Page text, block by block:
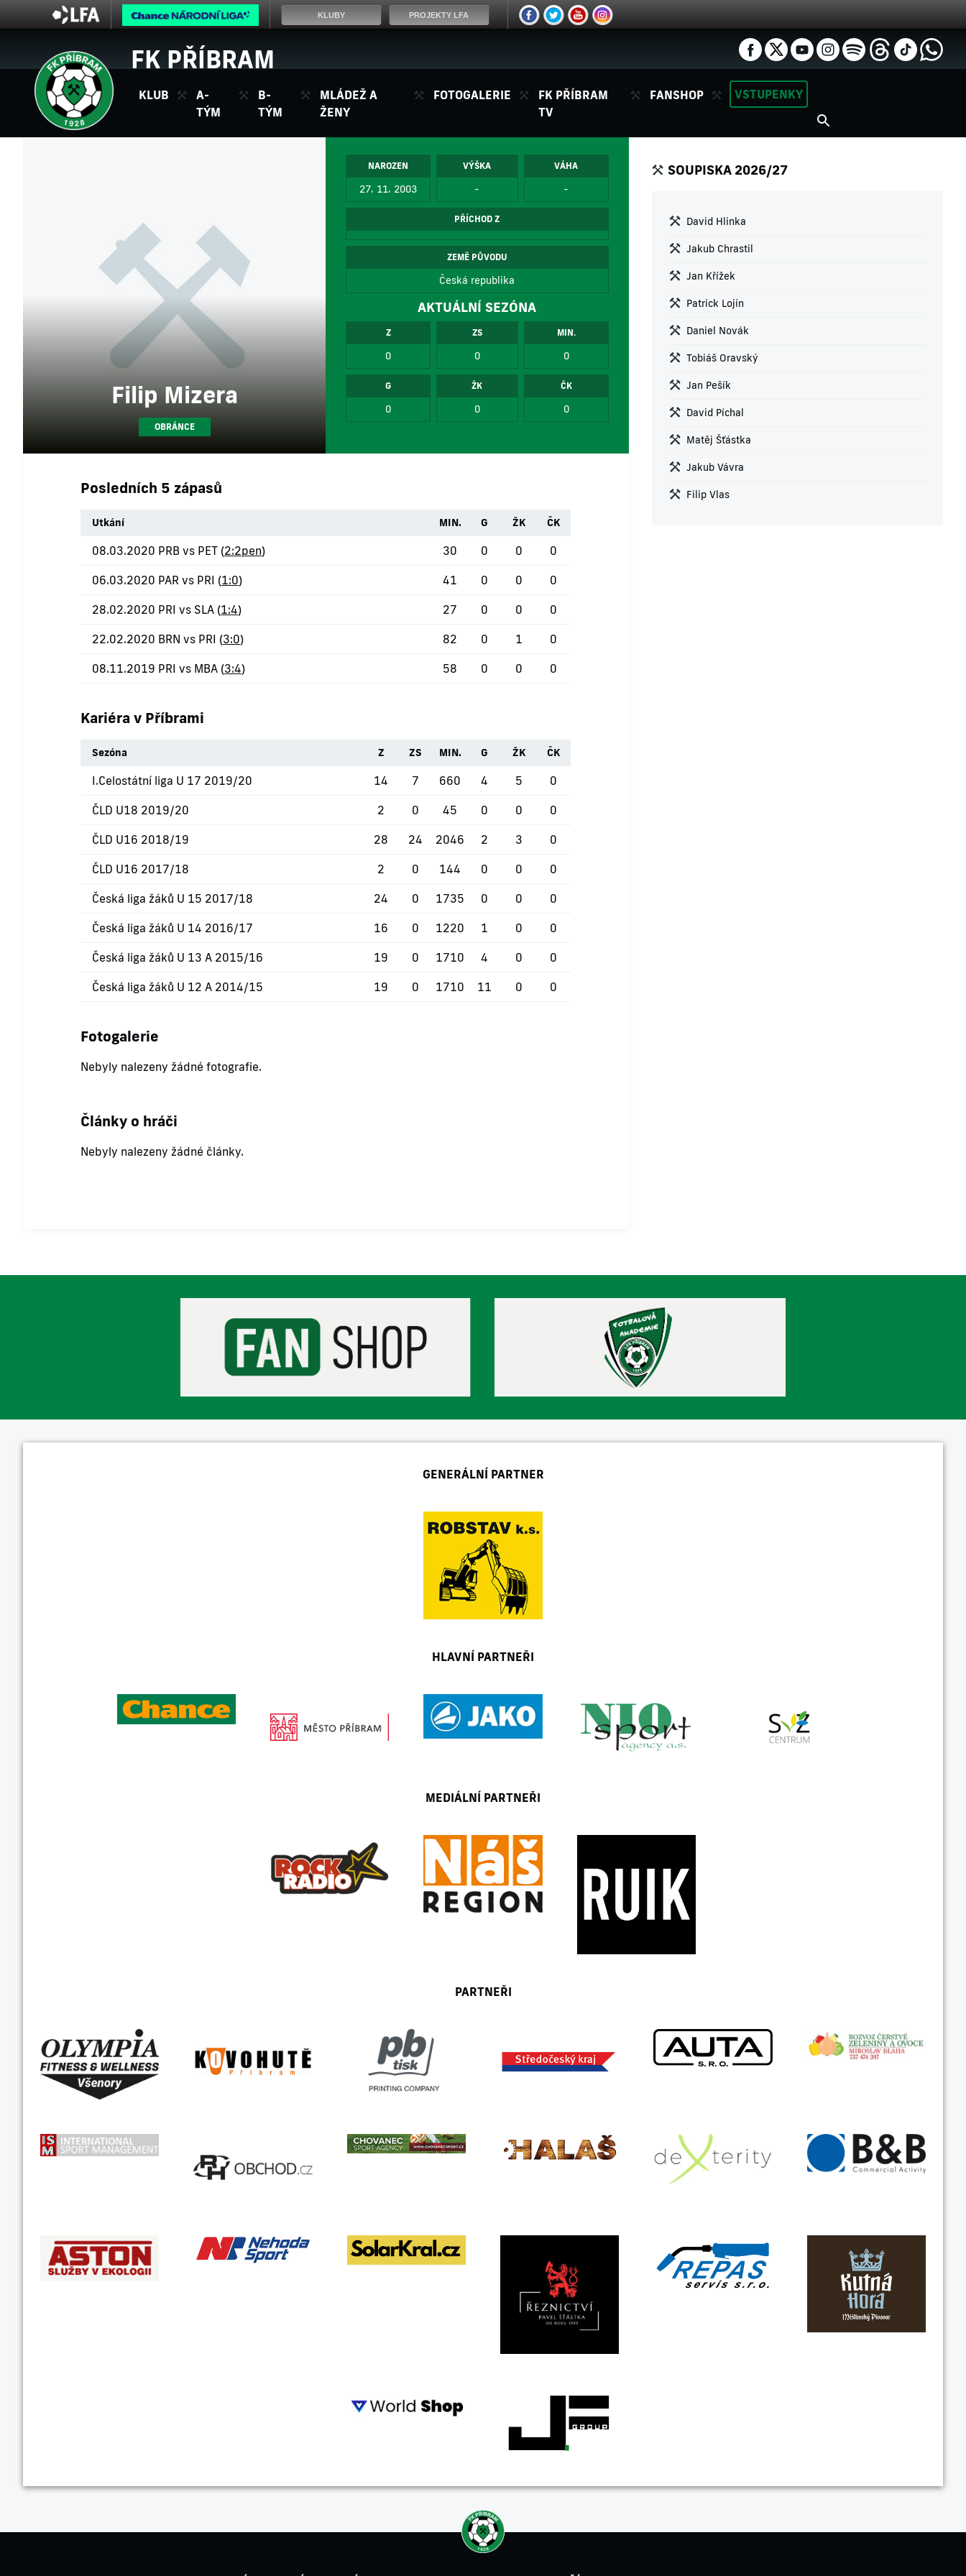
FK PŘÍBRAM
KLUB
A-
TÝM
B-
TÝM
MLÁDEŽ A
ŽENY
FOTOGALERIE
FK PŘÍBRAM
TV
FANSHOP VSTUPENKY
Filip Mizera
OBRÁNCE
NAROZEN
27. 11. 2003
VÝŠKA
-
VÁHA
-
PŘÍCHOD Z
ZEMĚ PŮVODU
Česká republika
AKTUÁLNÍ SEZÓNA
Z
0
ZS
0
MIN.
0
G
0
ŽK
0
ČK
0
Posledních 5 zápasů
Utkání MIN. G ŽK ČK
08.03.2020 PRB vs PET (2:2pen) 30 0 0 0
06.03.2020 PAR vs PRI (1:0) 41 0 0 0
28.02.2020 PRI vs SLA (1:4) 27 0 0 0
22.02.2020 BRN vs PRI (3:0) 82 0 1 0
08.11.2019 PRI vs MBA (3:4) 58 0 0 0
Kariéra v Příbrami
Sezóna Z ZS MIN. G ŽK ČK
I.Celostátní liga U 17 2019/20 14 7 660 4 5 0
ČLD U18 2019/20 2 0 45 0 0 0
ČLD U16 2018/19 28 24 2046 2 3 0
ČLD U16 2017/18 2 0 144 0 0 0
Česká liga žáků U 15 2017/18 24 0 1735 0 0 0
Česká liga žáků U 14 2016/17 16 0 1220 1 0 0
Česká liga žáků U 13 A 2015/16 19 0 1710 4 0 0
Česká liga žáků U 12 A 2014/15 19 0 1710 11 0 0
Fotogalerie
Nebyly nalezeny žádné fotografie.
Články o hráči
Nebyly nalezeny žádné články.
SOUPISKA 2026/27
David Hlinka
Jakub Chrastil
Jan Křížek
Patrick Lojín
Daniel Novák
Tobiáš Oravský
Jan Pešík
David Píchal
Matěj Šťástka
Jakub Vávra
Filip Vlas
GENERÁLNÍ PARTNER
HLAVNÍ PARTNEŘI
MEDIÁLNÍ PARTNEŘI
PARTNEŘI
KLUBY PROJEKTY LFA